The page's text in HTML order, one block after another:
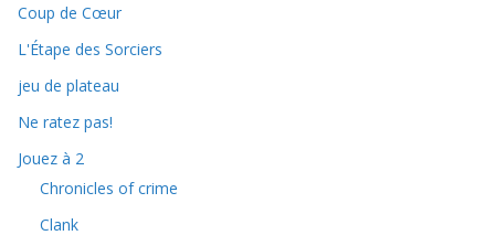
Coup de Cœur
L'Étape des Sorciers
jeu de plateau
Ne ratez pas!
Jouez à 2
Chronicles of crime
Clank